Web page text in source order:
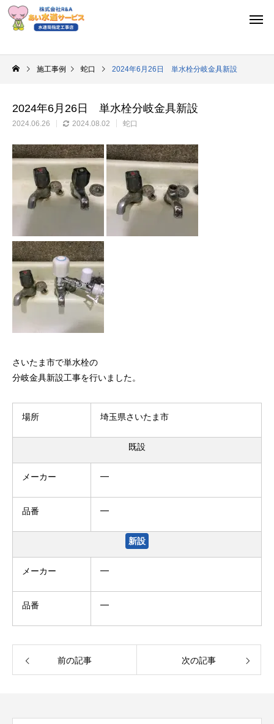
施工事例 蛇口 2024年6月26日 単水栓分岐金具新設
2024年6月26日 単水栓分岐金具新設
2024.06.26 2024.08.02 蛇口
さいたま市で単水栓の
分岐金具新設工事を行いました。
場所 埼玉県さいたま市
既設
メーカー ━
品番 ━
新設
メーカー ━
品番 ━
前の記事 次の記事